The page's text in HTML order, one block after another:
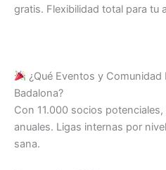
gratis. Flexibilidad total para tu
¿Qué Eventos y Comunidad
Badalona?
Con 11.000 socios
anuales. Ligas internas por
sana.